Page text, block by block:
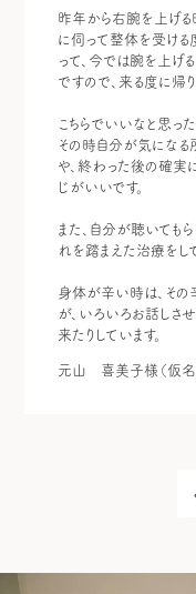
昨年から右腕を上げる
に伺って整体を受ける
って、今では腕を上げ
ですので、来る度に帰
こちらでいいなと思った
その時自分が気になる
や、終わった後の確実
じがいいです。
また、自分が聴いても
れを踏まえた治療をし
身体が辛い時は、その
が、いろいろお話しさ
来たりしています。
元山 喜美子様（仮名